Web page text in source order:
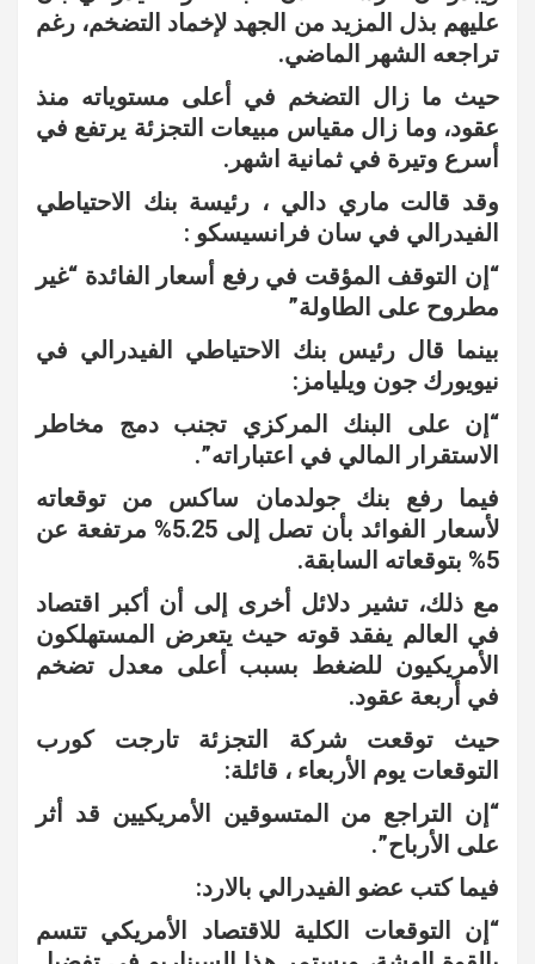
عليهم بذل المزيد من الجهد لإخماد التضخم، رغم
تراجعه الشهر الماضي.
حيث ما زال التضخم في أعلى مستوياته منذ
عقود، وما زال مقياس مبيعات التجزئة يرتفع في
أسرع وتيرة في ثمانية اشهر.
وقد قالت ماري دالي ، رئيسة بنك الاحتياطي
الفيدرالي في سان فرانسيسكو :
“إن التوقف المؤقت في رفع أسعار الفائدة “غير
مطروح على الطاولة”
بينما قال رئيس بنك الاحتياطي الفيدرالي في
نيويورك جون ويليامز:
“إن على البنك المركزي تجنب دمج مخاطر
الاستقرار المالي في اعتباراته”.
فيما رفع بنك جولدمان ساكس من توقعاته
لأسعار الفوائد بأن تصل إلى 5.25% مرتفعة عن
5% بتوقعاته السابقة.
مع ذلك، تشير دلائل أخرى إلى أن أكبر اقتصاد
في العالم يفقد قوته حيث يتعرض المستهلكون
الأمريكيون للضغط بسبب أعلى معدل تضخم
في أربعة عقود.
حيث توقعت شركة التجزئة تارجت كورب
التوقعات يوم الأربعاء ، قائلة:
“إن التراجع من المتسوقين الأمريكيين قد أثر
على الأرباح”.
فيما كتب عضو الفيدرالي بالارد:
“إن التوقعات الكلية للاقتصاد الأمريكي تتسم